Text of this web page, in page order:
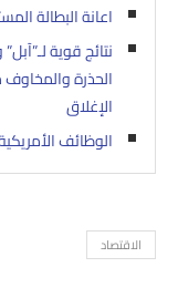
اعانة البطالة
نتائج قوية
الحذرة
الإغلاق
الوظائف
الاقتصاد